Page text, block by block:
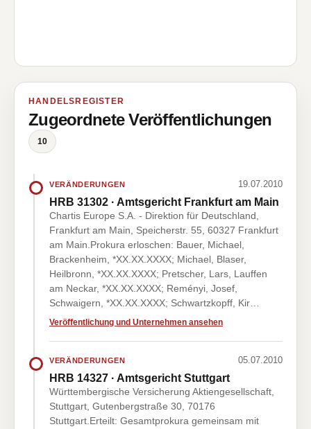
HANDELSREGISTER
Zugeordnete Veröffentlichungen
10
VERÄNDERUNGEN 19.07.2010
HRB 31302 · Amtsgericht Frankfurt am Main
Chartis Europe S.A. - Direktion für Deutschland,
Frankfurt am Main, Speicherstr. 55, 60327 Frankfurt
am Main.Prokura erloschen: Bauer, Michael,
Brackenheim, *XX.XX.XXXX; Michael, Blaser,
Heilbronn, *XX.XX.XXXX; Pretscher, Lars, Lauffen
am Neckar, *XX.XX.XXXX; Reményi, Josef,
Schwaigern, *XX.XX.XXXX; Schwartzkopff, Kir…
Veröffentlichung und Unternehmen ansehen
VERÄNDERUNGEN 05.07.2010
HRB 14327 · Amtsgericht Stuttgart
Württembergische Versicherung Aktiengesellschaft,
Stuttgart, Gutenbergstraße 30, 70176
Stuttgart.Erteilt: Gesamtprokura gemeinsam mit